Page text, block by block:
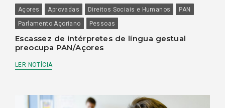
Açores Aprovadas Direitos Sociais e Humanos
PAN
Parlamento Açoriano
Pessoas
Escassez de intérpretes de língua gestual
preocupa PAN/Açores
LER NOTÍCIA